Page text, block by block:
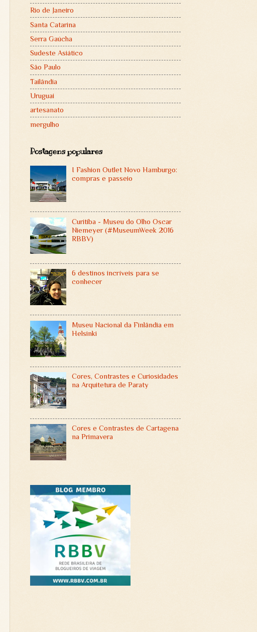
Rio de Janeiro
Santa Catarina
Serra Gaúcha
Sudeste Asiático
São Paulo
Tailândia
Uruguai
artesanato
mergulho
Postagens populares
I Fashion Outlet Novo Hamburgo:
compras e passeio
Curitiba - Museu do Olho Oscar
Niemeyer (#MuseumWeek 2016
RBBV)
6 destinos incríveis para se
conhecer
Museu Nacional da Finlândia em
Helsinki
Cores, Contrastes e Curiosidades
na Arquitetura de Paraty
Cores e Contrastes de Cartagena
na Primavera